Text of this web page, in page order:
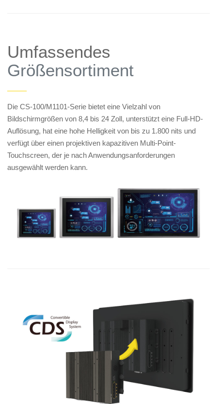
Umfassendes
Größensortiment
——
Die CS-100/M1101-Serie bietet eine Vielzahl von
Bildschirmgrößen von 8,4 bis 24 Zoll, unterstützt eine Full-HD-
Auflösung, hat eine hohe Helligkeit von bis zu 1.800 nits und
verfügt über einen projektiven kapazitiven Multi-Point-
Touchscreen, der je nach Anwendungsanforderungen
ausgewählt werden kann.